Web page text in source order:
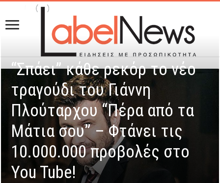
“Σπάει” κάθε ρεκόρ το νέο
τραγούδι του Γιάννη
Πλούταρχου “Πέρα από τα
Μάτια σου” – Φτάνει τις
10.000.000 προβολές στο
You Tube!